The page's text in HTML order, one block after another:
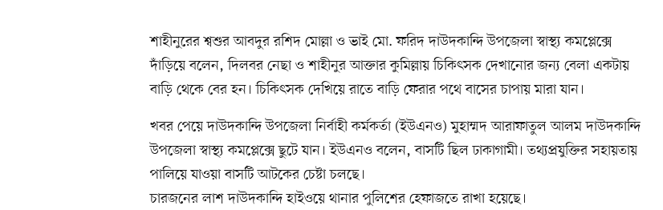
শাহীনুরের শ্বশুর আবদুর রশিদ মোল্লা ও ভাই মো. ফরিদ দাউদকান্দি উপজেলা স্বাস্থ্য কমপ্লেক্সে
দাঁড়িয়ে বলেন, দিলবর নেছা ও শাহীনুর আক্তার কুমিল্লায় চিকিৎসক দেখানোর জন্য বেলা একটায়
বাড়ি থেকে বের হন। চিকিৎসক দেখিয়ে রাতে বাড়ি ফেরার পথে বাসের চাপায় মারা যান।
খবর পেয়ে দাউদকান্দি উপজেলা নির্বাহী কর্মকর্তা (ইউএনও) মুহাম্মদ আরাফাতুল আলম দাউদকান্দি
উপজেলা স্বাস্থ্য কমপ্লেক্সে ছুটে যান। ইউএনও বলেন, বাসটি ছিল ঢাকাগামী। তথ্যপ্রযুক্তির সহায়তায়
পালিয়ে যাওয়া বাসটি আটকের চেষ্টা চলছে।
চারজনের লাশ দাউদকান্দি হাইওয়ে থানার পুলিশের হেফাজতে রাখা হয়েছে।